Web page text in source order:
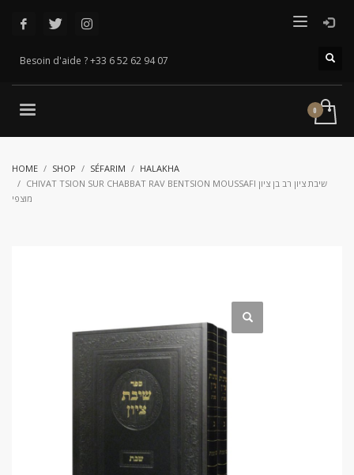
Besoin d'aide ? +33 6 52 62 94 07
HOME SHOP SÉFARIM
HALAKHA
CHIVAT TSION SUR CHABBAT RAV BENTSION MOUSSAFI שיבת ציון רב בן ציון
מוצפי